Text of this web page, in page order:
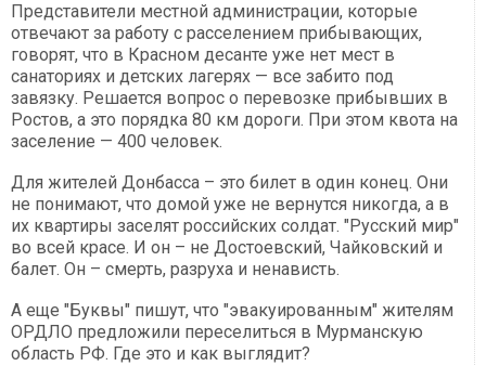
Представители местной администрации, которые
отвечают за работу с расселением прибывающих,
говорят, что в Красном десанте уже нет мест в
санаториях и детских лагерях — все забито под
завязку. Решается вопрос о перевозке прибывших в
Ростов, а это порядка 80 км дороги. При этом квота на
заселение — 400 человек.
Для жителей Донбасса – это билет в один конец. Они
не понимают, что домой уже не вернутся никогда, а в
их квартиры заселят российских солдат. "Русский мир"
во всей красе. И он – не Достоевский, Чайковский и
балет. Он – смерть, разруха и ненависть.
А еще "Буквы" пишут, что "эвакуированным" жителям
ОРДЛО предложили переселиться в Мурманскую
область РФ. Где это и как выглядит?